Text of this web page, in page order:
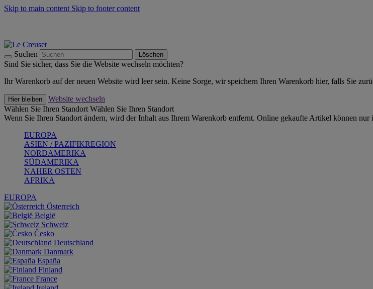
Skip to main content Skip to footer content
Suchen Löschen
Sind Sie sicher, dass Sie die Website wechseln möchten?
Ihr Warenkorb auf der neuen Website wird leer sein. Keine Sorge, wir speichern Ihren Warenkorb hier, falls Sie
Hier bleiben
Website wechseln
Wählen Sie Ihren Standort Wählen Sie Ihren Standort
Wenn Sie Ihren Standort ändern, wird der Inhalt aus Ihrem Warenkorb entfernt. Online gekaufte Artikel können nur
EUROPA
ASIEN / PAZIFIKREGION
NORDAMERIKA
SÜDAMERIKA
NAHER OSTEN
AFRIKA
EUROPA
Österreich
België
Schweiz
Česko
Deutschland
Danmark
España
Finland
France